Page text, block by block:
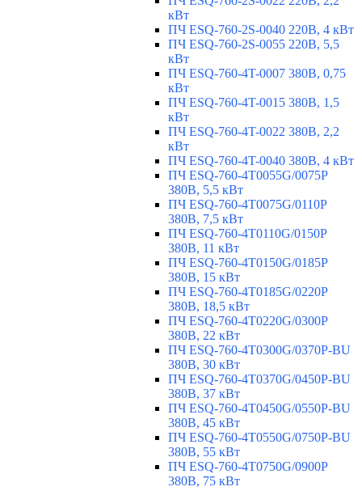
кВт
ПЧ ESQ-760-2S-0040 220В, 4 кВт
ПЧ ESQ-760-2S-0055 220В, 5,5
кВт
ПЧ ESQ-760-4T-0007 380В, 0,75
кВт
ПЧ ESQ-760-4T-0015 380В, 1,5
кВт
ПЧ ESQ-760-4T-0022 380В, 2,2
кВт
ПЧ ESQ-760-4T-0040 380В, 4 кВт
ПЧ ESQ-760-4T0055G/0075P
380В, 5,5 кВт
ПЧ ESQ-760-4T0075G/0110P
380В, 7,5 кВт
ПЧ ESQ-760-4T0110G/0150P
380В, 11 кВт
ПЧ ESQ-760-4T0150G/0185P
380В, 15 кВт
ПЧ ESQ-760-4T0185G/0220P
380В, 18,5 кВт
ПЧ ESQ-760-4T0220G/0300P
380В, 22 кВт
ПЧ ESQ-760-4T0300G/0370P-BU
380В, 30 кВт
ПЧ ESQ-760-4T0370G/0450P-BU
380В, 37 кВт
ПЧ ESQ-760-4T0450G/0550P-BU
380В, 45 кВт
ПЧ ESQ-760-4T0550G/0750P-BU
380В, 55 кВт
ПЧ ESQ-760-4T0750G/0900P
380В, 75 кВт